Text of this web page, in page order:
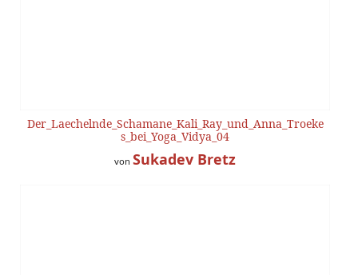
Der_Laechelnde_Schamane_Kali_Ray_und_Anna_Troeke
s_bei_Yoga_Vidya_04
von Sukadev Bretz